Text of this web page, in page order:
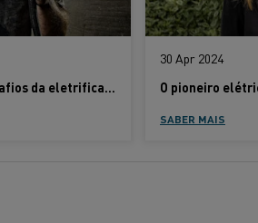
Preocupado com os desafios da eletrificação? Veja como enfrentá-los
30 Apr 2024
SABER MAIS